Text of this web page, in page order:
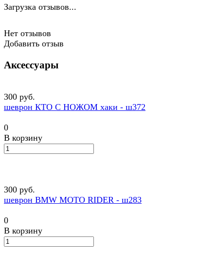
Загрузка отзывов...
Нет отзывов
Добавить отзыв
Аксессуары
300 руб.
шеврон КТО С НОЖОМ хаки - ш372
0
В корзину
300 руб.
шеврон BMW MOTO RIDER - ш283
0
В корзину